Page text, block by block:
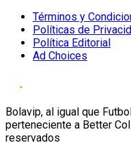
Términos y
Políticas de
Política Editorial
Ad Choices
Bolavip, al igual que
perteneciente a Better
reservados